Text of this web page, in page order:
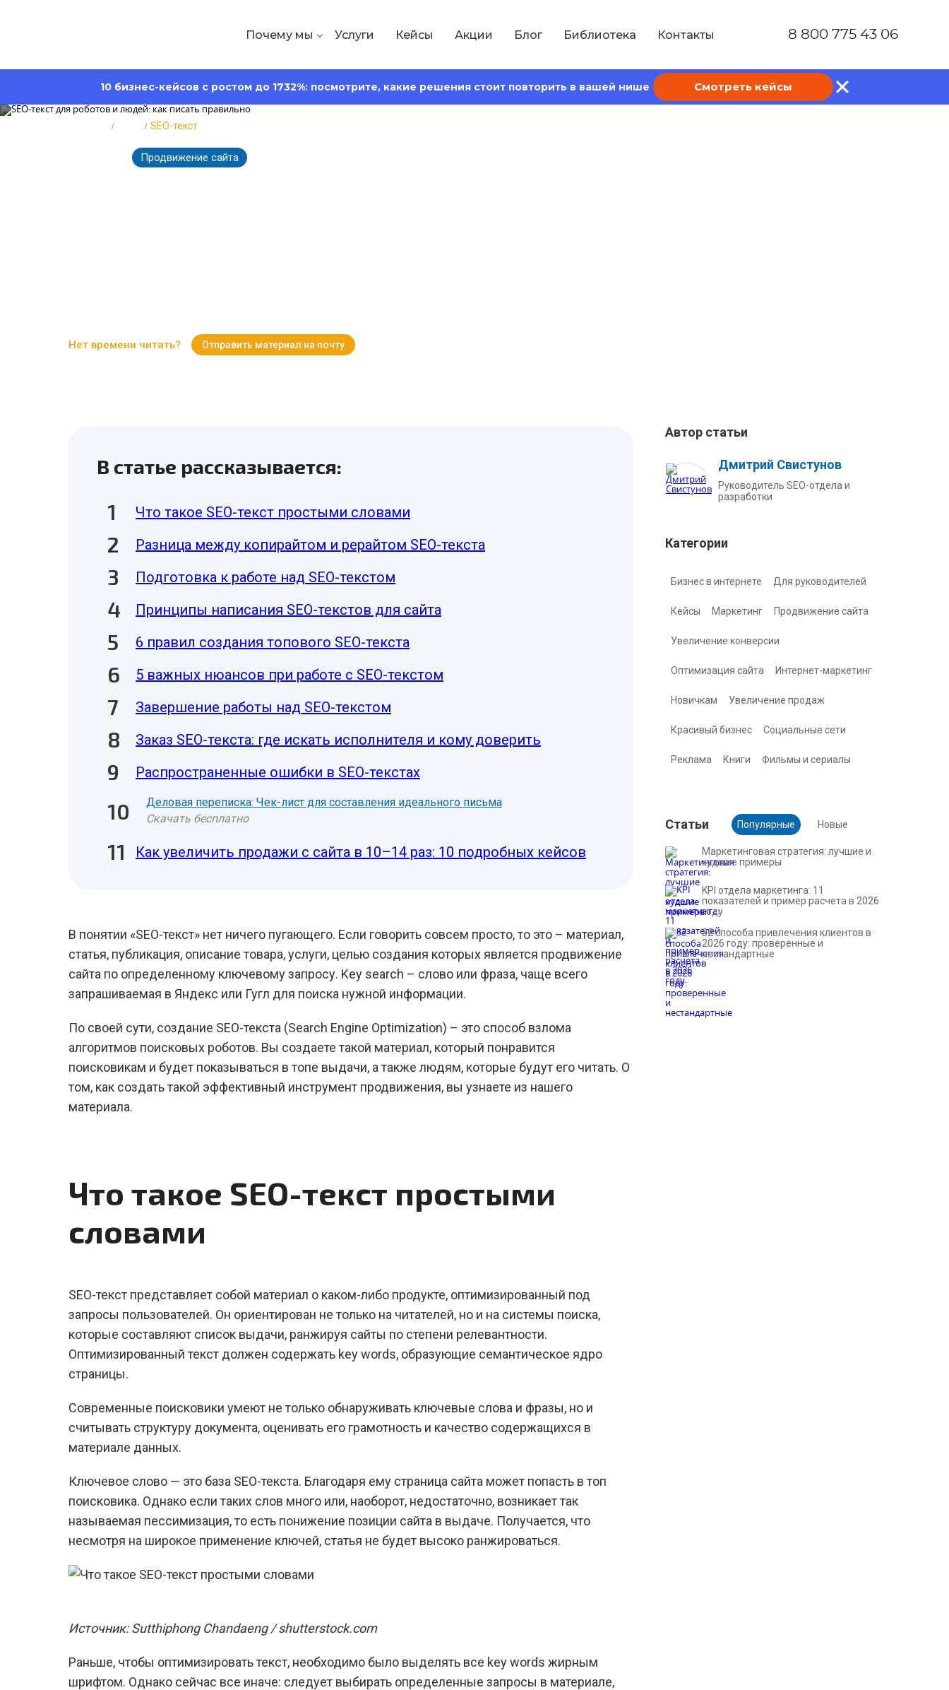
Почему мы Услуги Кейсы Акции Блог Библиотека Контакты 8 800 775 43 06
10 бизнес-кейсов с ростом до 1732%: посмотрите, какие решения стоит повторить в вашей нише Смотреть кейсы
SEO-текст
Продвижение сайта
Нет времени читать? Отправить материал на почту
В статье рассказывается:
Что такое SEO-текст простыми словами
Разница между копирайтом и рерайтом SEO-текста
Подготовка к работе над SEO-текстом
Принципы написания SEO-текстов для сайта
6 правил создания топового SEO-текста
5 важных нюансов при работе с SEO-текстом
Завершение работы над SEO-текстом
Заказ SEO-текста: где искать исполнителя и кому доверить
Распространенные ошибки в SEO-текстах
Деловая переписка: Чек-лист для составления идеального письма
Скачать бесплатно
Как увеличить продажи с сайта в 10–14 раз: 10 подробных кейсов
В понятии «SEO-текст» нет ничего пугающего. Если говорить совсем просто, то это – материал,
статья, публикация, описание товара, услуги, целью создания которых является продвижение
сайта по определенному ключевому запросу. Key search – слово или фраза, чаще всего
запрашиваемая в Яндекс или Гугл для поиска нужной информации.
По своей сути, создание SEO-текста (Search Engine Optimization) – это способ взлома
алгоритмов поисковых роботов. Вы создаете такой материал, который понравится
поисковикам и будет показываться в топе выдачи, а также людям, которые будут его читать. О
том, как создать такой эффективный инструмент продвижения, вы узнаете из нашего
материала.
Что такое SEO-текст простыми
словами
SEO-текст представляет собой материал о каком-либо продукте, оптимизированный под
запросы пользователей. Он ориентирован не только на читателей, но и на системы поиска,
которые составляют список выдачи, ранжируя сайты по степени релевантности.
Оптимизированный текст должен содержать key words, образующие семантическое ядро
страницы.
Современные поисковики умеют не только обнаруживать ключевые слова и фразы, но и
считывать структуру документа, оценивать его грамотность и качество содержащихся в
материале данных.
Ключевое слово — это база SEO-текста. Благодаря ему страница сайта может попасть в топ
поисковика. Однако если таких слов много или, наоборот, недостаточно, возникает так
называемая пессимизация, то есть понижение позиции сайта в выдаче. Получается, что
несмотря на широкое применение ключей, статья не будет высоко ранжироваться.
Источник: Sutthiphong Chandaeng / shutterstock.com
Раньше, чтобы оптимизировать текст, необходимо было выделять все key words жирным
шрифтом. Однако сейчас все иначе: следует выбирать определенные запросы в материале,
Автор статьи
Дмитрий Свистунов
Руководитель SEO-отдела и
разработки
Категории
Бизнес в интернете Для руководителей
Кейсы Маркетинг Продвижение сайта
Увеличение конверсии
Оптимизация сайта Интернет-маркетинг
Новичкам Увеличение продаж
Красивый бизнес Социальные сети
Реклама Книги Фильмы и сериалы
Cтатьи Популярные Новые
Маркетинговая стратегия: лучшие и
худшие примеры
KPI отдела маркетинга: 11
показателей и пример расчета в 2026
году
32 способа привлечения клиентов в
2026 году: проверенные и
нестандартные